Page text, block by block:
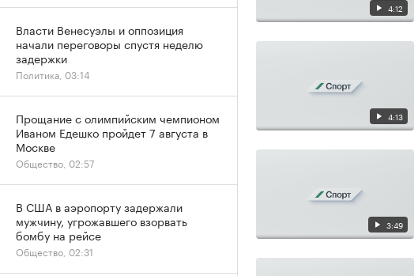
4:12
4:13
3:49
Власти Венесуэлы и оппозиция
начали переговоры спустя неделю
задержки
Политика, 03:14
Прощание с олимпийским чемпионом
Иваном Едешко пройдет 7 августа в
Москве
Общество, 02:57
В США в аэропорту задержали
мужчину, угрожавшего взорвать
бомбу на рейсе
Общество, 02:31